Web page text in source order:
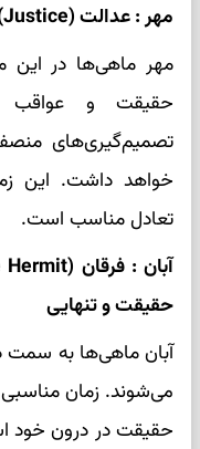
مهر : عدالت (Justice) - کارت تعادل، حقیقت و عواقب
مهر ماهی‌ها در این
حقیقت و عواقب
تصمیم‌گیری‌های
خواهد داشت. این
تعادل مناسب است.
حقیقت و تنهایی
آبان ماهی‌ها به
می‌شوند. زمان
حقیقت در درون خود